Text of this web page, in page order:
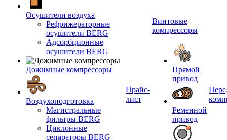
Осушители воздуха
Рефрижераторные
осушители BERG
Адсорбционные
осушители BERG
Дожимные компрессоры
Воздухоподготовка
Магистральные
фильтры BERG
Циклонные
сепараторы BERG
Прайс-
лист
Винтовые
компрессоры
Прямой
привод
Ременной
привод